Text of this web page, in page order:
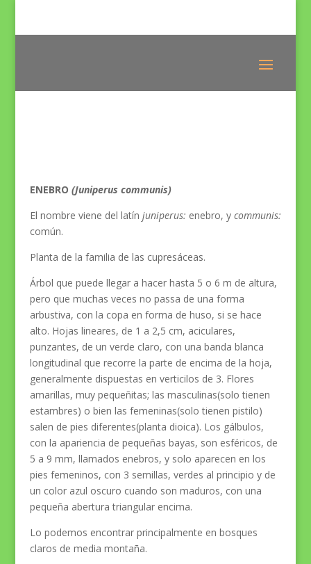
ENEBRO (Juniperus communis)
El nombre viene del latín juniperus: enebro, y communis:
común.
Planta de la familia de las cupresáceas.
Árbol que puede llegar a hacer hasta 5 o 6 m de altura,
pero que muchas veces no passa de una forma
arbustiva, con la copa en forma de huso, si se hace
alto. Hojas lineares, de 1 a 2,5 cm, aciculares,
punzantes, de un verde claro, con una banda blanca
longitudinal que recorre la parte de encima de la hoja,
generalmente dispuestas en verticilos de 3. Flores
amarillas, muy pequeñitas; las masculinas(solo tienen
estambres) o bien las femeninas(solo tienen pistilo)
salen de pies diferentes(planta dioica). Los gálbulos,
con la apariencia de pequeñas bayas, son esféricos, de
5 a 9 mm, llamados enebros, y solo aparecen en los
pies femeninos, con 3 semillas, verdes al principio y de
un color azul oscuro cuando son maduros, con una
pequeña abertura triangular encima.
Lo podemos encontrar principalmente en bosques
claros de media montaña.